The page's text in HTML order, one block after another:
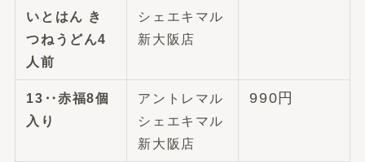
いとはん き
つねうどん4
人前
シェエキマル
新大阪店
13‥赤福8個
入り
アントレマル
シェエキマル
新大阪店
990円